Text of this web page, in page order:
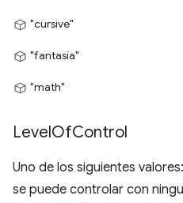
"cursive"
"fantasía"
"math"
LevelOfControl
Uno de los siguientes valores:
se puede controlar con